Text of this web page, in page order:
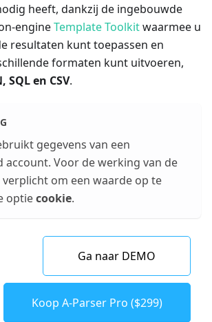
heeft, dankzij de ingebouwde
engineTemplate Toolkitwaarmee u
resultaten kunt toepassen en
formaten kunt uitvoeren,
SQL en CSV.
gegevens van een
account. Voor de werking van de
om een waarde op te
optiecookie.
Ga naar DEMO
Koop A-Parser Pro ($299)